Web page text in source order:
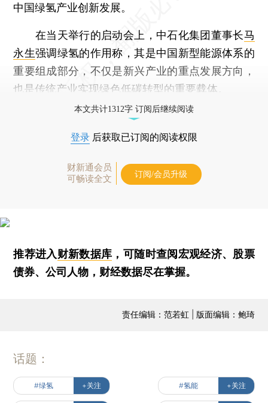
中国绿氢产业创新发展。
在当天举行的启动会上，中石化集团董事长马
永生强调绿氢的作用称，其是中国新型能源体系的
重要组成部分，不仅是新兴产业的重点发展方向，
也是传统产业实现绿色低碳转型的重要载体。
本文共计1312字 订阅后继续阅读
登录 后获取已订阅的阅读权限
财新通会员
可畅读全文
订阅/会员升级
推荐进入财新数据库 ，可随时查阅宏观经济、股票
债券、公司人物，财经数据尽在掌握。
责任编辑：范若虹 | 版面编辑：鲍琦
话题：
#绿氢 +关注 #氢能 +关注